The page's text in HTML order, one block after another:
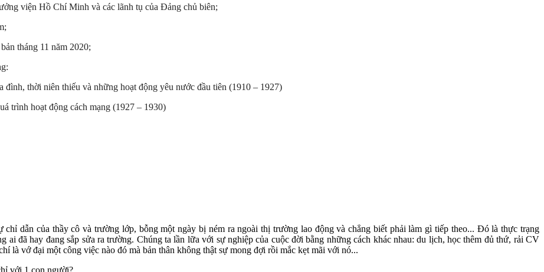
viện Hồ Chí Minh và các lãnh tụ của Đảng chủ biên;
tháng 11 năm 2020;
đình, thời niên thiếu và những hoạt động yêu nước đầu tiên (1910 – 1927)
trình hoạt động cách mạng (1927 – 1930)
chỉ dẫn của thầy cô và trường lớp, bỗng một ngày bị ném ra ngoài thị trường lao động và chẳng biết phải làm gì tiếp theo... Đó là thực trạng
ai đã hay đang sắp sửa ra trường. Chúng ta lần lữa với sự nghiệp của cuộc đời bằng những cách khác nhau: du lịch, học thêm đủ thứ, rải CV
là vớ đại một công việc nào đó mà bản thân không thật sự mong đợi rồi mắc kẹt mãi với nó...